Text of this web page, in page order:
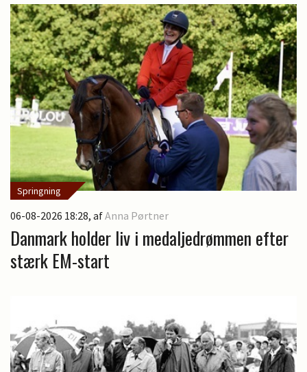
Springning
06-08-2026 18:28, afAnna Pørtner
Danmark holder liv i medaljedrømmen efter
stærk EM-start